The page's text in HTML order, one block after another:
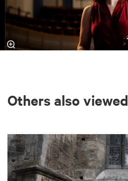
Others also viewed